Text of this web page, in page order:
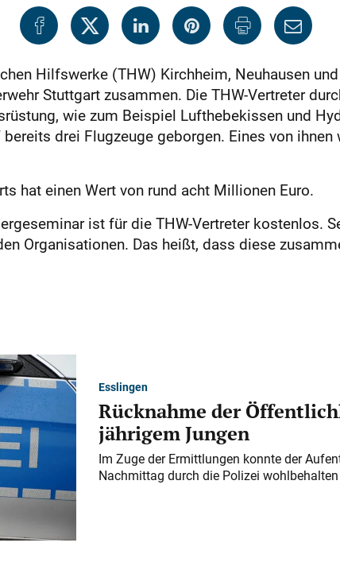
Hilfswerke (THW) Kirchheim, Neuhausen
Stuttgart zusammen. Die THW-Vertreter
wie zum Beispiel Lufthebekissen und
drei Flugzeuge geborgen. Eines von
hat einen Wert von rund acht Millionen Euro.
ist für die THW-Vertreter kostenlos.
Organisationen. Das heißt, dass diese
Esslingen
Rücknahme der
jährigem Jungen
Im Zuge der Ermittlungen konnte der
Nachmittag durch die Polizei